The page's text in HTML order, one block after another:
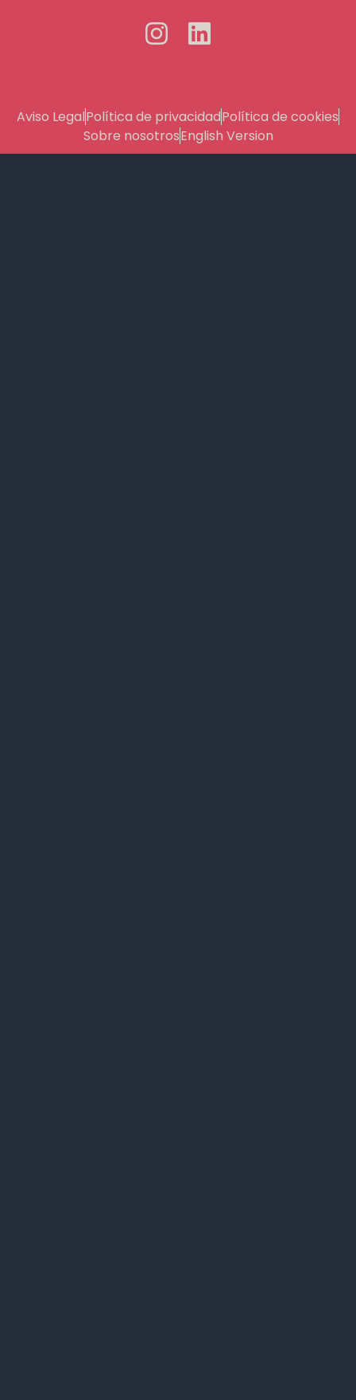
Aviso LegalPolítica de privacidadPolítica de cookies
Sobre nosotrosEnglish Version